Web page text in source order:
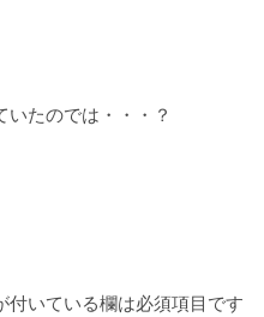
いたのでは・・・？
付いている欄は必須項目です